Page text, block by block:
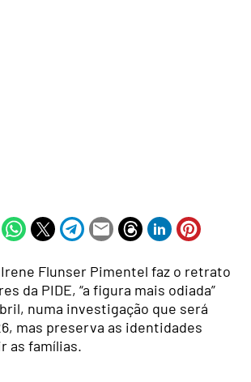
Flunser Pimentel faz o retrato
da PIDE, “a figura mais odiada”
numa investigação que será
mas preserva as identidades
as famílias.